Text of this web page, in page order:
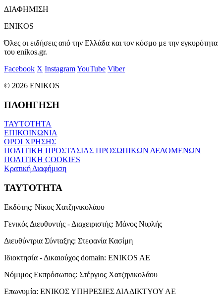
ΔΙΑΦΗΜΙΣΗ
ENIKOS
Όλες οι ειδήσεις από την Ελλάδα και τον κόσμο με την εγκυρότητα
του enikos.gr.
Facebook X InstagramYouTube Viber
© 2026 ENIKOS
ΠΛΟΗΓΗΣΗ
ΤΑΥΤΟΤΗΤΑ
ΕΠΙΚΟΙΝΩΝΙΑ
ΟΡΟΙ ΧΡΗΣΗΣ
ΠΟΛΙΤΙΚΗ ΠΡΟΣΤΑΣΙΑΣ ΠΡΟΣΩΠΙΚΩΝ ΔΕΔΟΜΕΝΩΝ
ΠΟΛΙΤΙΚΗ COOKIES
Κρατική Διαφήμιση
ΤΑΥΤΟΤΗΤΑ
Εκδότης: Νίκος Χατζηνικολάου
Γενικός Διευθυντής - Διαχειριστής: Μάνος Νιφλής
Διευθύντρια Σύνταξης: Στεφανία Κασίμη
Ιδιοκτησία - Δικαιούχος domain: ENIKOS AE
Νόμιμος Εκπρόσωπος: Στέργιος Χατζηνικολάου
Επωνυμία: ΕΝΙΚΟΣ ΥΠΗΡΕΣΙΕΣ ΔΙΑΔΙΚΤΥΟΥ ΑΕ